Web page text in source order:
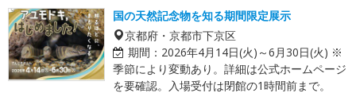
国の天然記念物を知る期間限定展示
京都府・京都市下京区
期間： 2026年4月14日(火)～6月30日(火) ※
季節により変動あり。詳細は公式ホームページ
を要確認。入場受付は閉館の1時間前まで。